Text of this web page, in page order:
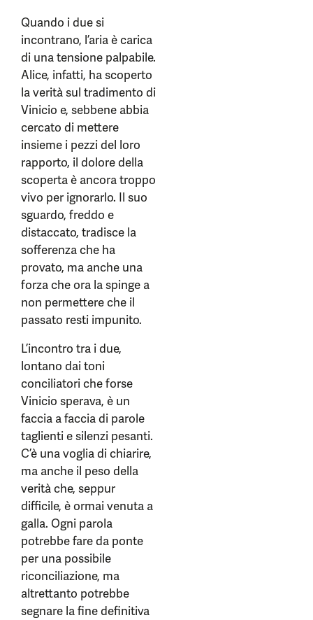
Quando i due si
incontrano, l’aria è carica
di una tensione palpabile.
Alice, infatti, ha scoperto
la verità sul tradimento di
Vinicio e, sebbene abbia
cercato di mettere
insieme i pezzi del loro
rapporto, il dolore della
scoperta è ancora troppo
vivo per ignorarlo. Il suo
sguardo, freddo e
distaccato, tradisce la
sofferenza che ha
provato, ma anche una
forza che ora la spinge a
non permettere che il
passato resti impunito.
L’incontro tra i due,
lontano dai toni
conciliatori che forse
Vinicio sperava, è un
faccia a faccia di parole
taglienti e silenzi pesanti.
C’è una voglia di chiarire,
ma anche il peso della
verità che, seppur
difficile, è ormai venuta a
galla. Ogni parola
potrebbe fare da ponte
per una possibile
riconciliazione, ma
altrettanto potrebbe
segnare la fine definitiva